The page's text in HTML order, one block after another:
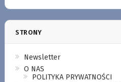
STRONY
Newsletter
O NAS
POLITYKA PRYWATNOŚCI